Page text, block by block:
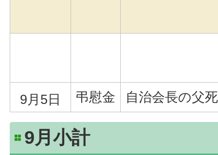
9月5日 弔慰金 自治会長の父
9月小計